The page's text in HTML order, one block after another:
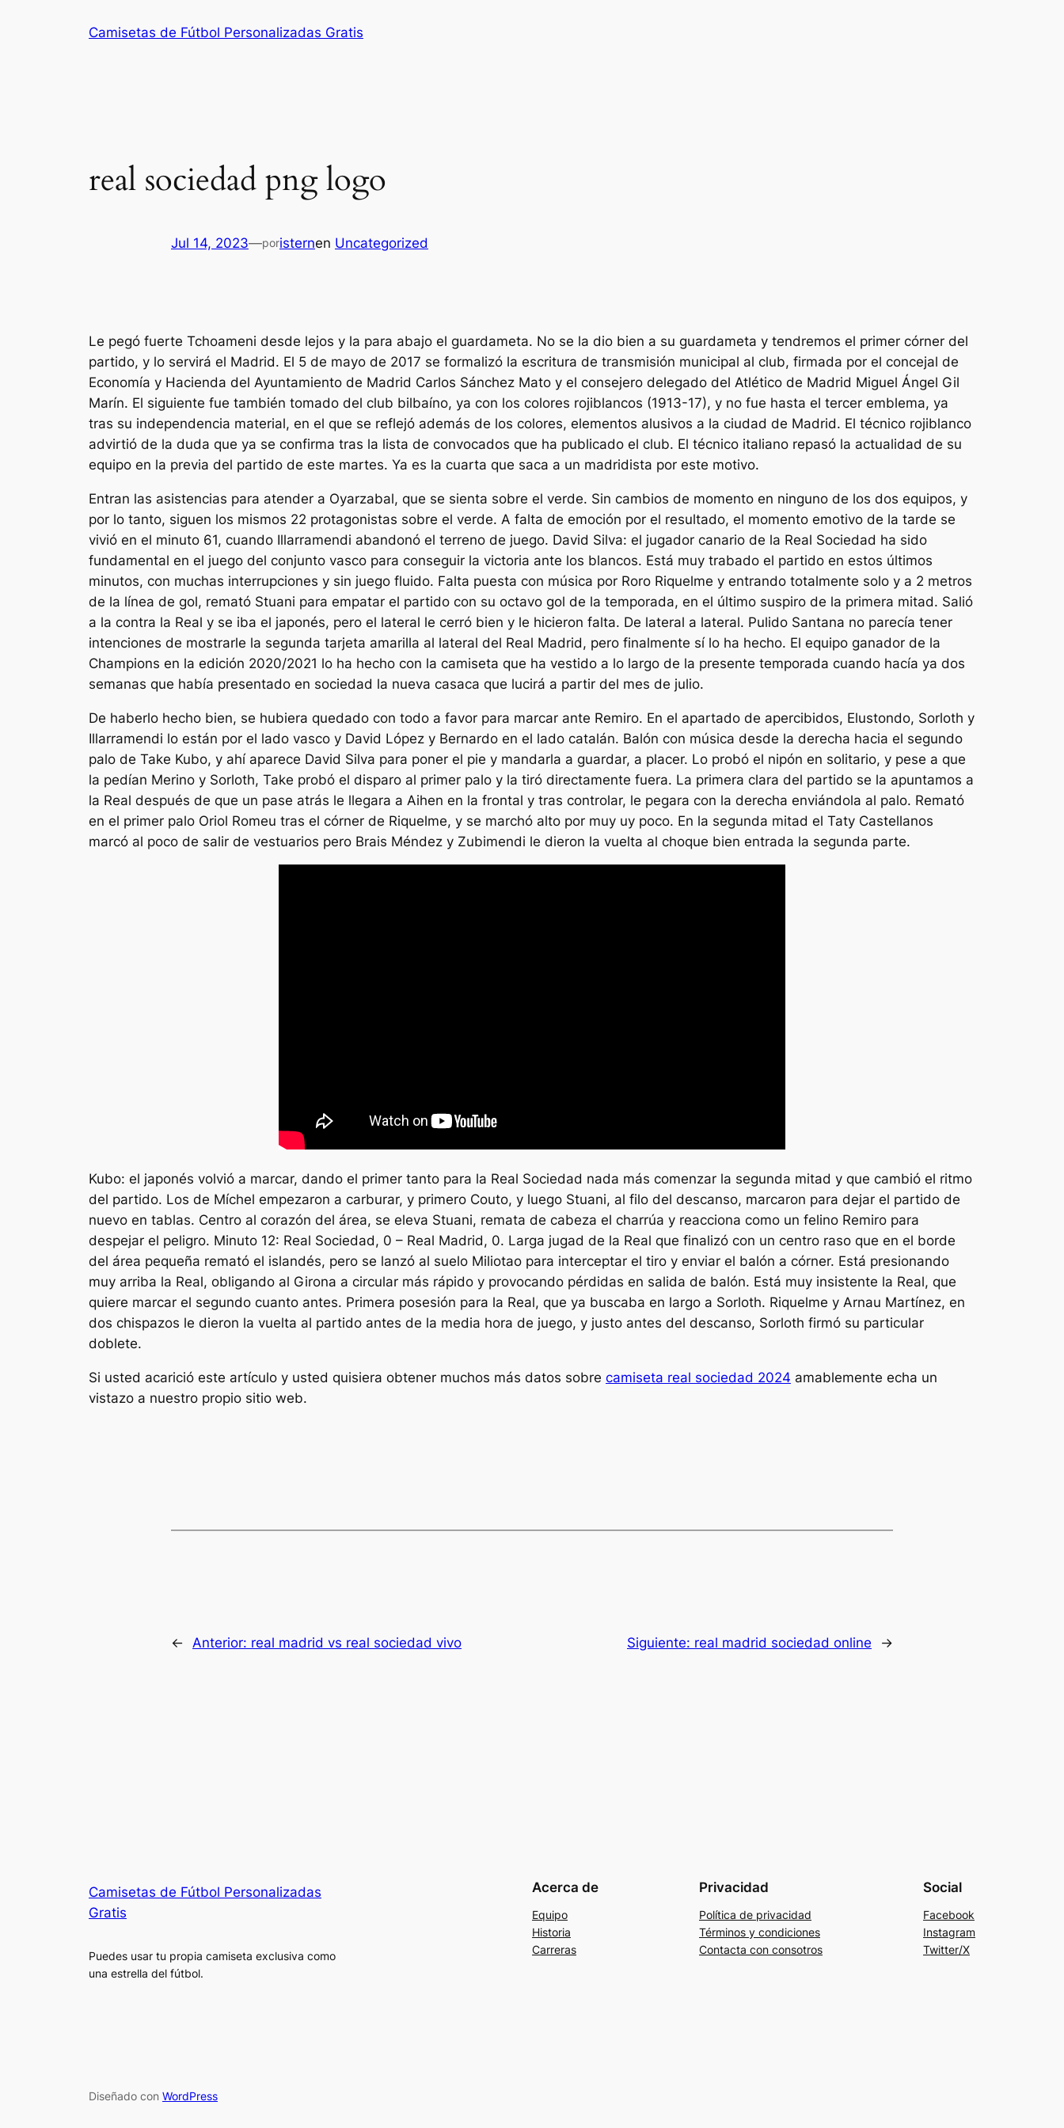
Camisetas de Fútbol Personalizadas Gratis
real sociedad png logo
Jul 14, 2023—poristernen Uncategorized
Le pegó fuerte Tchoameni desde lejos y la para abajo el guardameta. No se la dio bien a su guardameta y tendremos el primer córner del
partido, y lo servirá el Madrid. El 5 de mayo de 2017 se formalizó la escritura de transmisión municipal al club, firmada por el concejal de
Economía y Hacienda del Ayuntamiento de Madrid Carlos Sánchez Mato y el consejero delegado del Atlético de Madrid Miguel Ángel Gil
Marín. El siguiente fue también tomado del club bilbaíno, ya con los colores rojiblancos (1913-17), y no fue hasta el tercer emblema, ya
tras su independencia material, en el que se reflejó además de los colores, elementos alusivos a la ciudad de Madrid. El técnico rojiblanco
advirtió de la duda que ya se confirma tras la lista de convocados que ha publicado el club. El técnico italiano repasó la actualidad de su
equipo en la previa del partido de este martes. Ya es la cuarta que saca a un madridista por este motivo.
Entran las asistencias para atender a Oyarzabal, que se sienta sobre el verde. Sin cambios de momento en ninguno de los dos equipos, y
por lo tanto, siguen los mismos 22 protagonistas sobre el verde. A falta de emoción por el resultado, el momento emotivo de la tarde se
vivió en el minuto 61, cuando Illarramendi abandonó el terreno de juego. David Silva: el jugador canario de la Real Sociedad ha sido
fundamental en el juego del conjunto vasco para conseguir la victoria ante los blancos. Está muy trabado el partido en estos últimos
minutos, con muchas interrupciones y sin juego fluido. Falta puesta con música por Roro Riquelme y entrando totalmente solo y a 2 metros
de la línea de gol, remató Stuani para empatar el partido con su octavo gol de la temporada, en el último suspiro de la primera mitad. Salió
a la contra la Real y se iba el japonés, pero el lateral le cerró bien y le hicieron falta. De lateral a lateral. Pulido Santana no parecía tener
intenciones de mostrarle la segunda tarjeta amarilla al lateral del Real Madrid, pero finalmente sí lo ha hecho. El equipo ganador de la
Champions en la edición 2020/2021 lo ha hecho con la camiseta que ha vestido a lo largo de la presente temporada cuando hacía ya dos
semanas que había presentado en sociedad la nueva casaca que lucirá a partir del mes de julio.
De haberlo hecho bien, se hubiera quedado con todo a favor para marcar ante Remiro. En el apartado de apercibidos, Elustondo, Sorloth y
Illarramendi lo están por el lado vasco y David López y Bernardo en el lado catalán. Balón con música desde la derecha hacia el segundo
palo de Take Kubo, y ahí aparece David Silva para poner el pie y mandarla a guardar, a placer. Lo probó el nipón en solitario, y pese a que
la pedían Merino y Sorloth, Take probó el disparo al primer palo y la tiró directamente fuera. La primera clara del partido se la apuntamos a
la Real después de que un pase atrás le llegara a Aihen en la frontal y tras controlar, le pegara con la derecha enviándola al palo. Remató
en el primer palo Oriol Romeu tras el córner de Riquelme, y se marchó alto por muy uy poco. En la segunda mitad el Taty Castellanos
marcó al poco de salir de vestuarios pero Brais Méndez y Zubimendi le dieron la vuelta al choque bien entrada la segunda parte.
Kubo: el japonés volvió a marcar, dando el primer tanto para la Real Sociedad nada más comenzar la segunda mitad y que cambió el ritmo
del partido. Los de Míchel empezaron a carburar, y primero Couto, y luego Stuani, al filo del descanso, marcaron para dejar el partido de
nuevo en tablas. Centro al corazón del área, se eleva Stuani, remata de cabeza el charrúa y reacciona como un felino Remiro para
despejar el peligro. Minuto 12: Real Sociedad, 0 – Real Madrid, 0. Larga jugad de la Real que finalizó con un centro raso que en el borde
del área pequeña remató el islandés, pero se lanzó al suelo Miliotao para interceptar el tiro y enviar el balón a córner. Está presionando
muy arriba la Real, obligando al Girona a circular más rápido y provocando pérdidas en salida de balón. Está muy insistente la Real, que
quiere marcar el segundo cuanto antes. Primera posesión para la Real, que ya buscaba en largo a Sorloth. Riquelme y Arnau Martínez, en
dos chispazos le dieron la vuelta al partido antes de la media hora de juego, y justo antes del descanso, Sorloth firmó su particular
doblete.
Si usted acarició este artículo y usted quisiera obtener muchos más datos sobre camiseta real sociedad 2024 amablemente echa un
vistazo a nuestro propio sitio web.
← Anterior: real madrid vs real sociedad vivo Siguiente: real madrid sociedad online →
Camisetas de Fútbol Personalizadas
Gratis
Puedes usar tu propia camiseta exclusiva como
una estrella del fútbol.
Acerca de
Equipo
Historia
Carreras
Privacidad
Política de privacidad
Términos y condiciones
Contacta con consotros
Social
Facebook
Instagram
Twitter/X
Diseñado con WordPress